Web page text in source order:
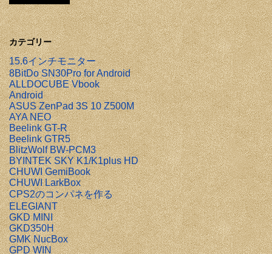
カテゴリー
15.6インチモニター
8BitDo SN30Pro for Android
ALLDOCUBE Vbook
Android
ASUS ZenPad 3S 10 Z500M
AYA NEO
Beelink GT-R
Beelink GTR5
BlitzWolf BW-PCM3
BYINTEK SKY K1/K1plus HD
CHUWI GemiBook
CHUWI LarkBox
CPS2のコンパネを作る
ELEGIANT
GKD MINI
GKD350H
GMK NucBox
GPD WIN